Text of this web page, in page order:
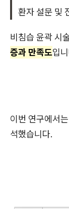
환자 설문 및
비침습 윤곽 시
증과 만족도입
이번 연구에서
석했습니다.